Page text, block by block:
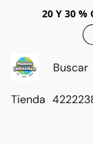
20 Y 30 %
Tienda